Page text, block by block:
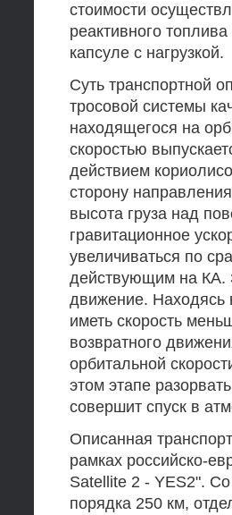
стоимости
реактивного
капсуле с нагрузкой.
Суть транспортной
тросовой системы
находящегося на
скоростью
действием
сторону
высота груза над
гравитационное
увеличиваться по
действующим на КА.
движение. Находясь
иметь скорость
возвратного
орбитальной
этом этапе
совершит спуск в
Описанная
рамках российско-
Satellite 2 - YES2".
порядка 250 км,